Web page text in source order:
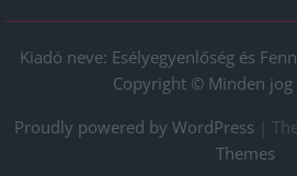
Kiadó neve: Esélyegyenlőség és
Copyright © Minden
Proudly powered by WordPress
Themes